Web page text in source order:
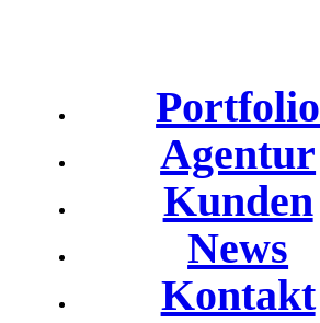
Portfolio
Agentur
Kunden
News
Kontakt